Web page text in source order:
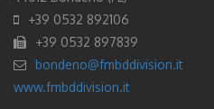
+39 0532 892106
+39 0532 897839
bondeno@fmbddivision.it
www.fmbddivision.it